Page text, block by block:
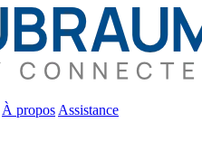
À propos Assistance